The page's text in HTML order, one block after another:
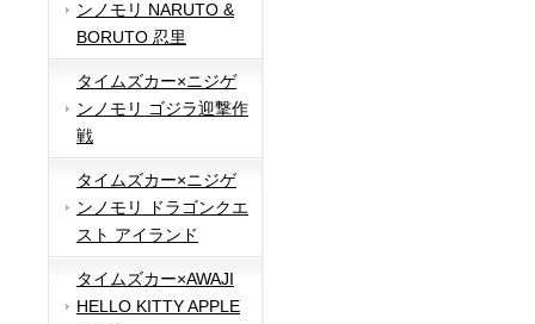
ンノモリ NARUTO &
BORUTO 忍里
タイムズカー×ニジゲ
ンノモリ ゴジラ迎撃作
戦
タイムズカー×ニジゲ
ンノモリ ドラゴンクエ
スト アイランド
タイムズカー×AWAJI
HELLO KITTY APPLE